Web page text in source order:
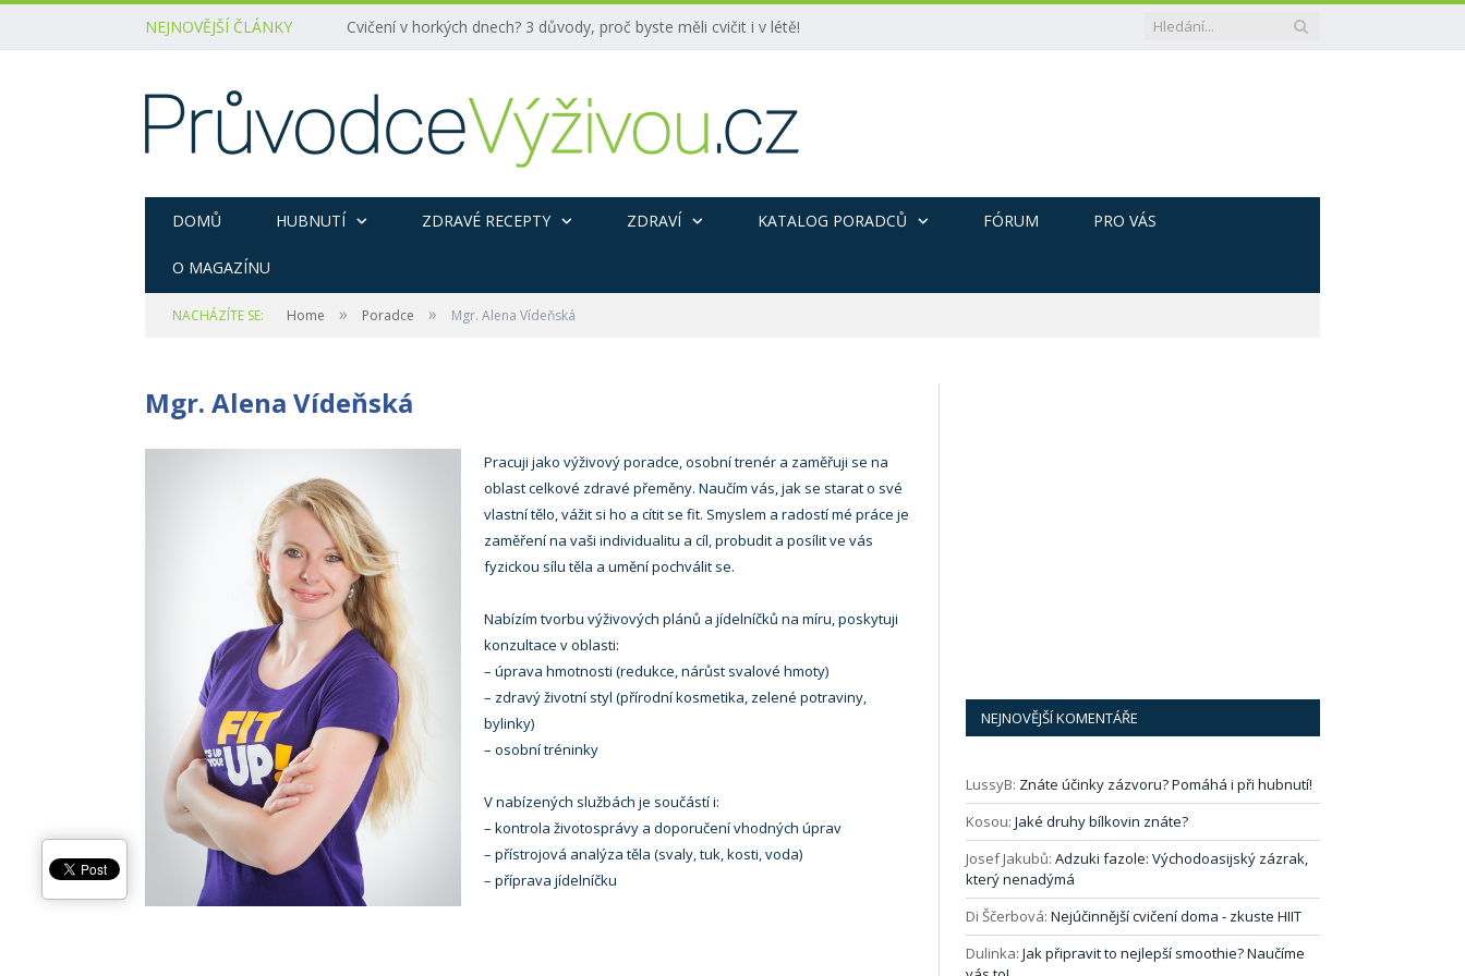
NEJNOVĚJŠÍ ČLÁNKY Cvičení v horkých dnech? 3 důvody, proč byste měli cvičit i v létě!
DOMŮ HUBNUTÍ ZDRAVÉ RECEPTY ZDRAVÍ KATALOG PORADCŮ FÓRUM PRO VÁS
O MAGAZÍNU
NACHÁZÍTE SE: Home » Poradce » Mgr. Alena Vídeňská
Mgr. Alena Vídeňská
Pracuji jako výživový poradce, osobní trenér a zaměřuji se na
oblast celkové zdravé přeměny. Naučím vás, jak se starat o své
vlastní tělo, vážit si ho a cítit se fit. Smyslem a radostí mé práce je
zaměření na vaši individualitu a cíl, probudit a posílit ve vás
fyzickou sílu těla a umění pochválit se.
Nabízím tvorbu výživových plánů a jídelníčků na míru, poskytuji
konzultace v oblasti:
– úprava hmotnosti (redukce, nárůst svalové hmoty)
– zdravý životní styl (přírodní kosmetika, zelené potraviny,
bylinky)
– osobní tréninky
V nabízených službách je součástí i:
– kontrola životosprávy a doporučení vhodných úprav
– přístrojová analýza těla (svaly, tuk, kosti, voda)
– příprava jídelníčku
NEJNOVĚJŠÍ KOMENTÁŘE
LussyB: Znáte účinky zázvoru? Pomáhá i při hubnutí!
Kosou: Jaké druhy bílkovin znáte?
Josef Jakubů: Adzuki fazole: Východoasijský zázrak,
který nenadýmá
Di Ščerbová: Nejúčinnější cvičení doma ‑ zkuste HIIT
Dulinka: Jak připravit to nejlepší smoothie? Naučíme